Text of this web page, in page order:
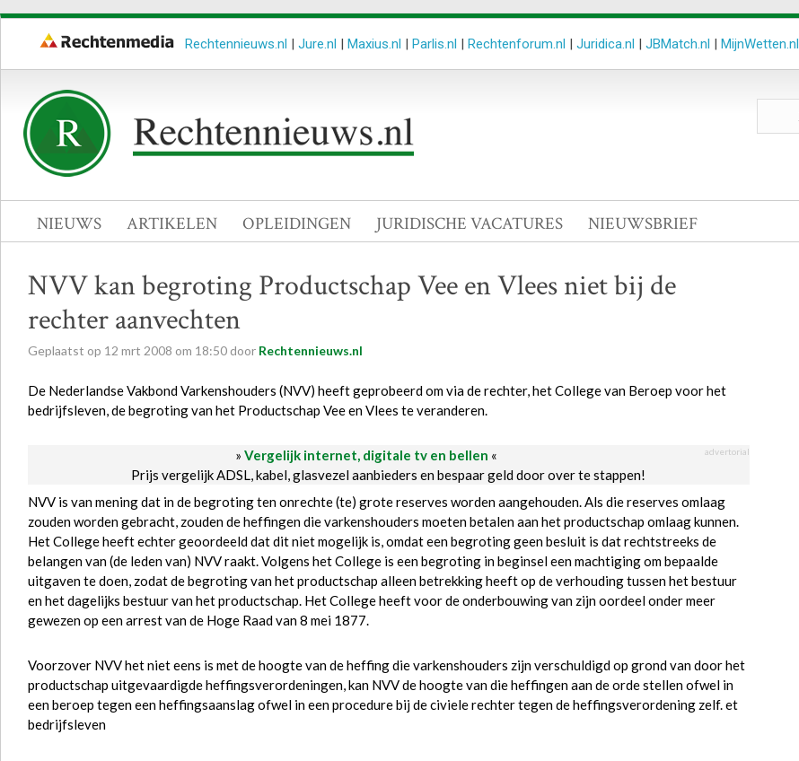
Rechtennieuws.nl | Jure.nl | Maxius.nl | Parlis.nl | Rechtenforum.nl | Juridica.nl | JBMatch.nl | MijnWetten.nl
NIEUWS ARTIKELEN OPLEIDINGEN JURIDISCHE VACATURES NIEUWSBRIEF
NVV kan begroting Productschap Vee en Vlees niet bij de
rechter aanvechten
Geplaatst op 12 mrt 2008 om 18:50 door Rechtennieuws.nl
De Nederlandse Vakbond Varkenshouders (NVV) heeft geprobeerd om via de rechter, het College van Beroep voor het
bedrijfsleven, de begroting van het Productschap Vee en Vlees te veranderen.
» Vergelijk internet, digitale tv en bellen « advertorial
Prijs vergelijk ADSL, kabel, glasvezel aanbieders en bespaar geld door over te stappen!
NVV is van mening dat in de begroting ten onrechte (te) grote reserves worden aangehouden. Als die reserves omlaag
zouden worden gebracht, zouden de heffingen die varkenshouders moeten betalen aan het productschap omlaag kunnen.
Het College heeft echter geoordeeld dat dit niet mogelijk is, omdat een begroting geen besluit is dat rechtstreeks de
belangen van (de leden van) NVV raakt. Volgens het College is een begroting in beginsel een machtiging om bepaalde
uitgaven te doen, zodat de begroting van het productschap alleen betrekking heeft op de verhouding tussen het bestuur
en het dagelijks bestuur van het productschap. Het College heeft voor de onderbouwing van zijn oordeel onder meer
gewezen op een arrest van de Hoge Raad van 8 mei 1877.
Voorzover NVV het niet eens is met de hoogte van de heffing die varkenshouders zijn verschuldigd op grond van door het
productschap uitgevaardigde heffingsverordeningen, kan NVV de hoogte van die heffingen aan de orde stellen ofwel in
een beroep tegen een heffingsaanslag ofwel in een procedure bij de civiele rechter tegen de heffingsverordening zelf. et
bedrijfsleven